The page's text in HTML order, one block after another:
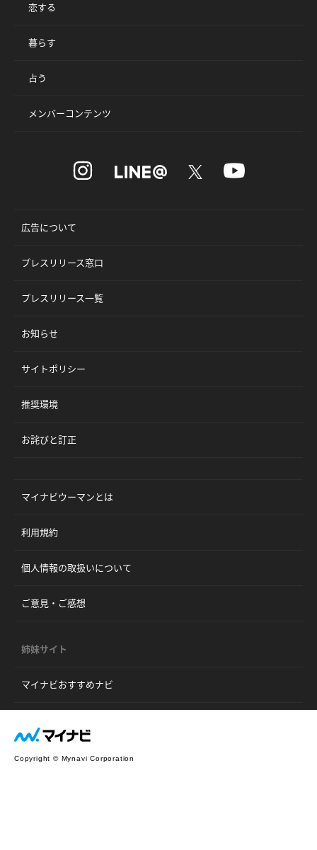
恋する
暮らす
占う
メンバーコンテンツ
広告について
プレスリリース窓口
プレスリリース一覧
お知らせ
サイトポリシー
推奨環境
お詫びと訂正
マイナビウーマンとは
利用規約
個人情報の取扱いについて
ご意見・ご感想
姉妹サイト
マイナビおすすめナビ
Copyright © Mynavi Corporation